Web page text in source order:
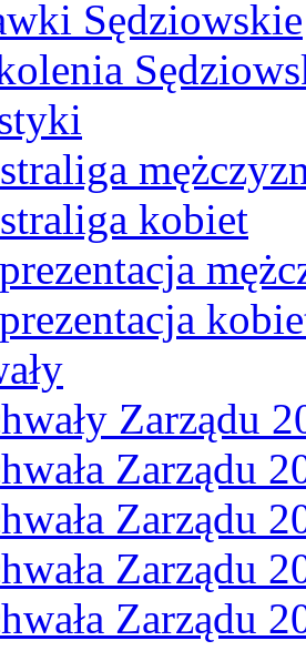
Sędziowskie
kobiet
Zarządu
Zarządu
Zarządu
Zarządu
Zarządu